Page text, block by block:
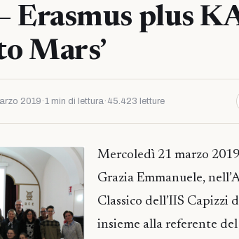
Erasmus plus
Mars’
2019 ·1 min di lettura· 45.423 letture
Mercoledì 21 marzo
Grazia Emmanuele,
Classico dell’IIS
insieme alla referente